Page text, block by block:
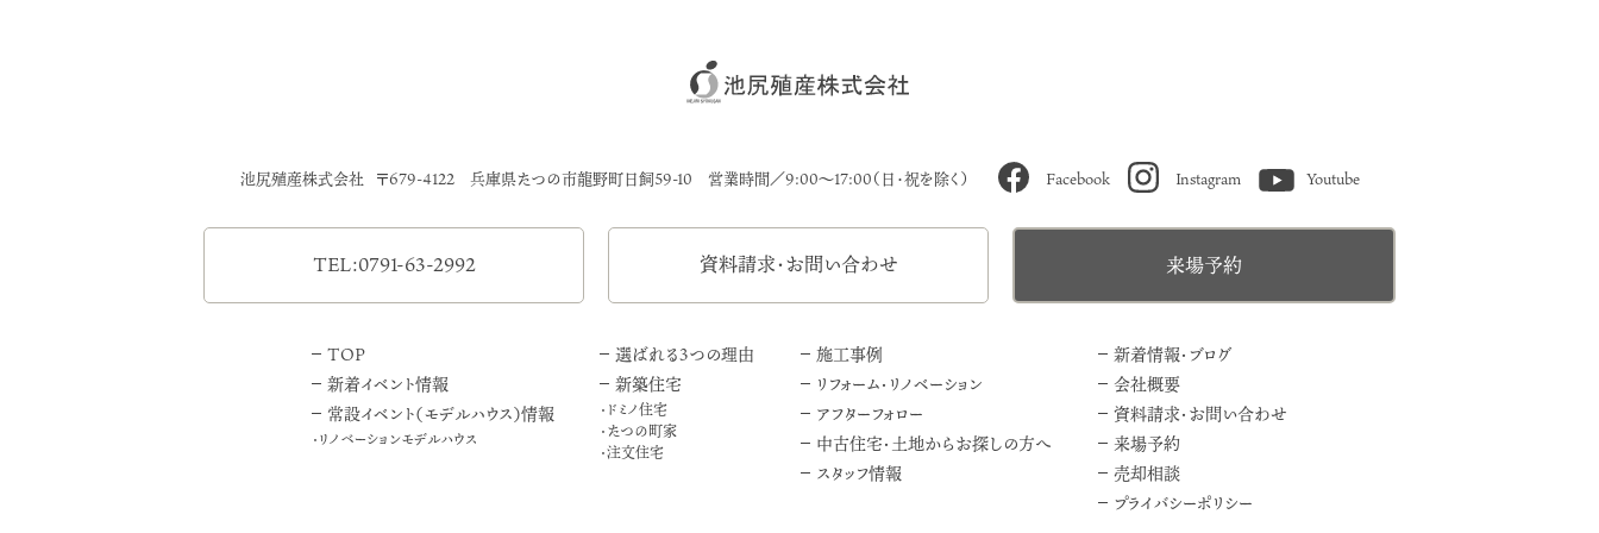
池尻殖産株式会社 〒679-4122 兵庫県たつの市龍野町日飼59-10 営業時間／9:00～17:00（日・祝を除く） Facebook Instagram Youtube
TEL:0791-63-2992 資料請求・お問い合わせ 来場予約
TOP
新着イベント情報
常設イベント（モデルハウス）情報
リノベーションモデルハウス
選ばれる3つの理由
新築住宅
ドミノ住宅
たつの町家
注文住宅
施工事例
リフォーム・リノベーション
アフターフォロー
中古住宅・土地からお探しの方へ
スタッフ情報
新着情報・ブログ
会社概要
資料請求・お問い合わせ
来場予約
売却相談
プライバシーポリシー